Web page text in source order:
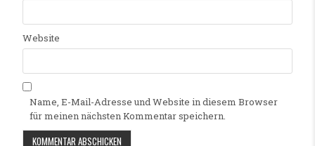
Website
Name, E-Mail-Adresse und Website in diesem Browser
für meinen nächsten Kommentar speichern.